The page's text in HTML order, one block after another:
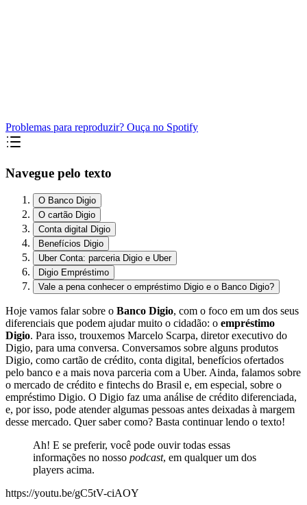
Problemas para reproduzir? Ouça no Spotify
Navegue pelo texto
O Banco Digio
O cartão Digio
Conta digital Digio
Benefícios Digio
Uber Conta: parceria Digio e Uber
Digio Empréstimo
Vale a pena conhecer o empréstimo Digio e o Banco Digio?
Hoje vamos falar sobre o Banco Digio, com o foco em um dos seus
diferenciais que podem ajudar muito o cidadão: o empréstimo
Digio. Para isso, trouxemos Marcelo Scarpa, diretor executivo do
Digio, para uma conversa. Conversamos sobre alguns produtos
Digio, como cartão de crédito, conta digital, benefícios ofertados
pelo banco e a mais nova parceria com a Uber. Ainda, falamos sobre
o mercado de crédito e fintechs do Brasil e, em especial, sobre o
empréstimo Digio. O Digio faz uma análise de crédito diferenciada,
e, por isso, pode atender algumas pessoas antes deixadas à margem
desse mercado. Quer saber como? Basta continuar lendo o texto!
Ah! E se preferir, você pode ouvir todas essas
informações no nosso podcast, em qualquer um dos
players acima.
https://youtu.be/gC5tV-ciAOY